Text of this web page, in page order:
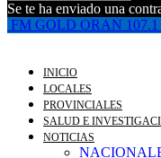
Se te ha enviado una
FM GOLD ORAN
INICIO
LOCALES
PROVINCIALES
SALUD E
NOTICIAS